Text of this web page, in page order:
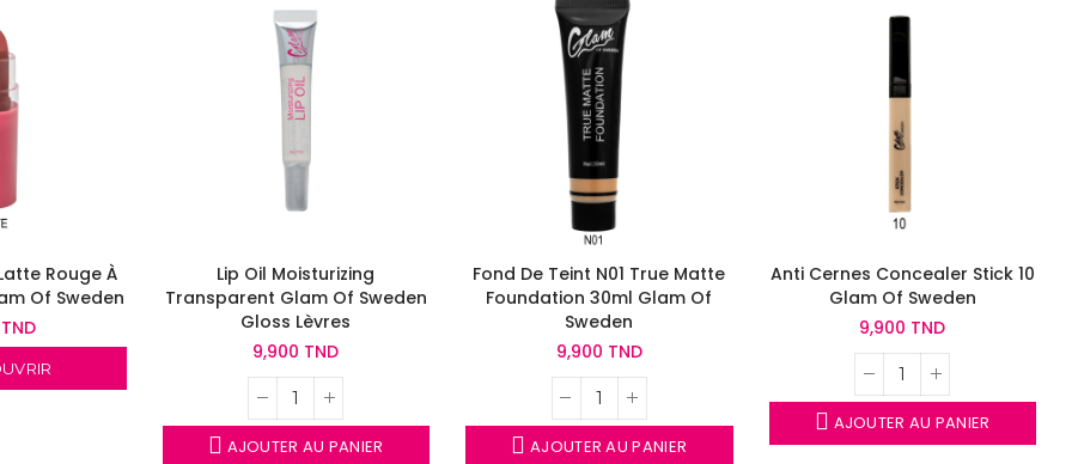
Rouge À
Of Sweden
Lip Oil Moisturizing
Transparent Glam Of Sweden
Gloss Lèvres
9,900 TND
AJOUTER AU PANIER
Fond De Teint N01 True Matte
Foundation 30ml Glam Of
Sweden
9,900 TND
AJOUTER AU PANIER
Anti Cernes Concealer Stick 10
Glam Of Sweden
9,900 TND
AJOUTER AU PANIER